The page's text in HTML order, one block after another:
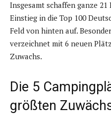
Insgesamt schaffen ganze
Einstieg in die Top 100
Feld von hinten auf.
verzeichnet mit 6 neuen
Zuwachs.
Die 5
größten